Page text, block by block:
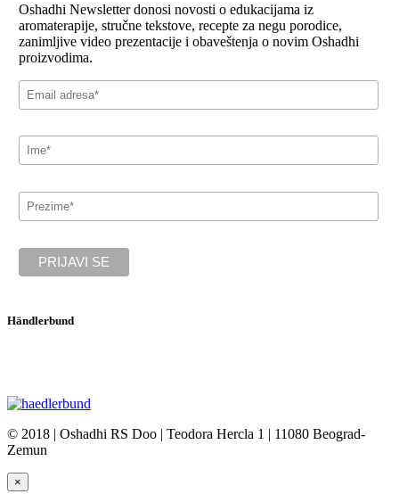
Oshadhi Newsletter donosi novosti o edukacijama iz
aromaterapije, stručne tekstove, recepte za negu porodice,
zanimljive video prezentacije i obaveštenja o novim Oshadhi
proizvodima.
Händlerbund
© 2018 | Oshadhi RS Doo | Teodora Hercla 1 | 11080 Beograd-
Zemun
×